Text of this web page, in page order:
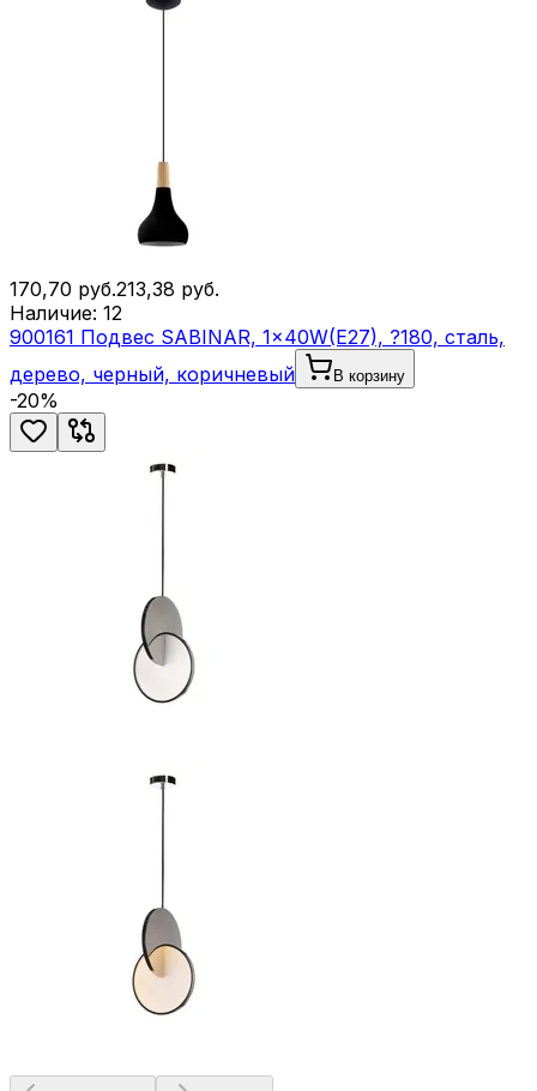
170,70 руб.213,38 руб.
Наличие: 12
900161 Подвес SABINAR, 1x40W(E27), ?180, сталь,
дерево, черный, коричневый
В корзину
-20%